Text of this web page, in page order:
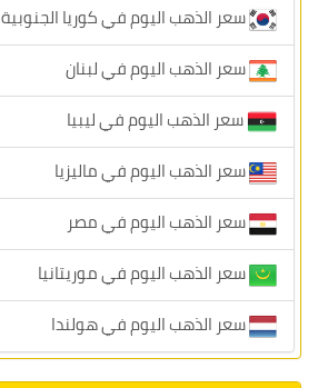
سعر الذهب اليوم في كوريا الجنوبية
سعر الذهب اليوم في لبنان
سعر الذهب اليوم في ليبيا
سعر الذهب اليوم في ماليزيا
سعر الذهب اليوم في مصر
سعر الذهب اليوم في موريتانيا
سعر الذهب اليوم في هولندا